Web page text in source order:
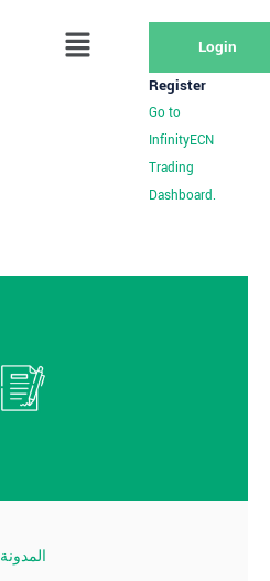
Login
Register
Go to
InfinityECN
Trading
Dashboard.
المدونة